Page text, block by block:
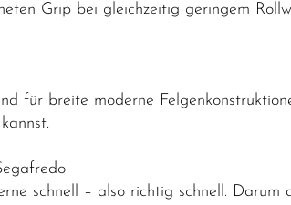
Grip bei gleichzeitig geringem
für breite moderne
schnell – also richtig schnell.